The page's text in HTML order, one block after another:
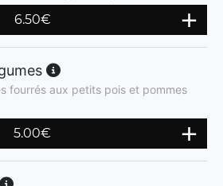
6.50€
fourrés aux petits pois et pommes
5.00€